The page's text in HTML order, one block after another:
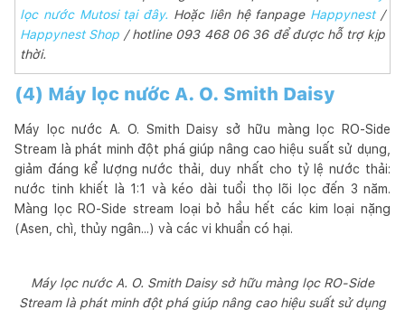
lọc nước Mutosi tại đây. Hoặc liên hệ fanpage Happynest/
Happynest Shop / hotline 093 468 06 36 để được hỗ trợ kịp
thời.
(4) Máy lọc nước A. O. Smith Daisy
Máy lọc nước A. O. Smith Daisy sở hữu màng lọc RO-Side
Stream là phát minh đột phá giúp nâng cao hiệu suất sử dụng,
giảm đáng kể lượng nước thải, duy nhất cho tỷ lệ nước thải:
nước tinh khiết là 1:1 và kéo dài tuổi thọ lõi lọc đến 3 năm.
Màng lọc RO-Side stream loại bỏ hầu hết các kim loại nặng
(Asen, chì, thủy ngân...) và các vi khuẩn có hại.
Máy lọc nước A. O. Smith Daisy sở hữu màng lọc RO-Side
Stream là phát minh đột phá giúp nâng cao hiệu suất sử dụng